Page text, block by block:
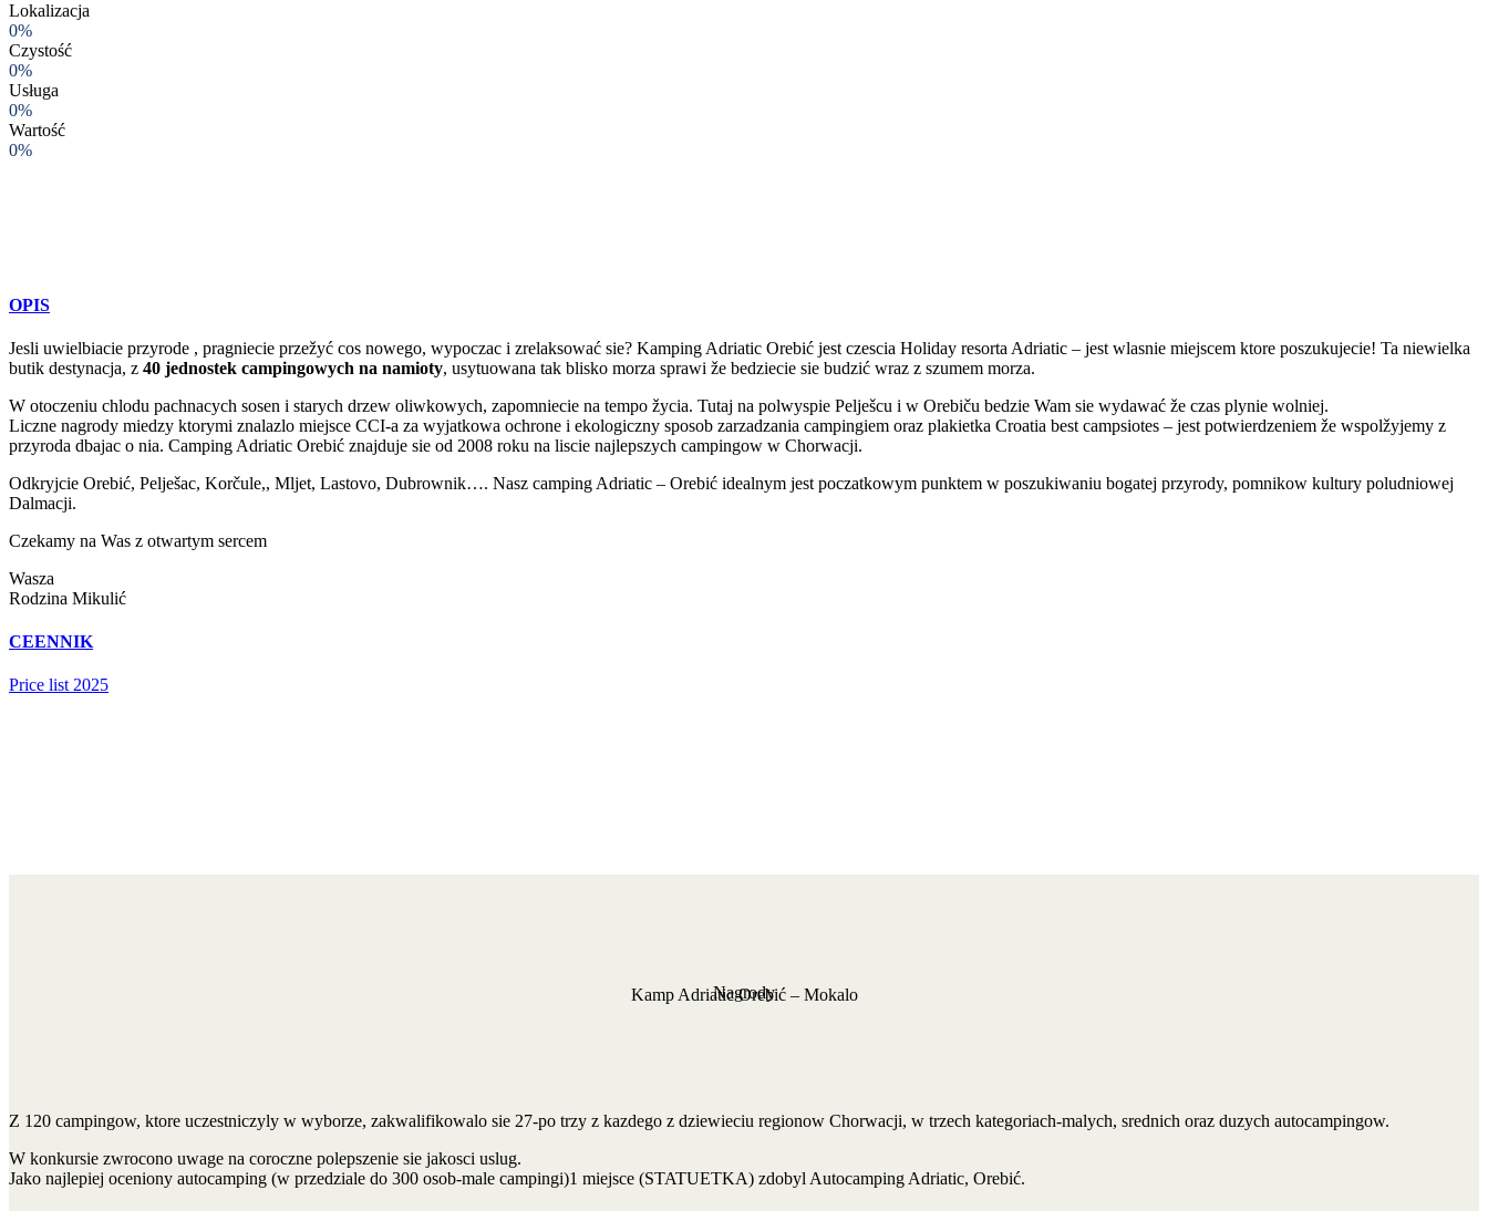
Lokalizacja
0%
Czystość
0%
Usługa
0%
Wartość
0%
OPIS
Jesli uwielbiacie przyrode , pragniecie przežyć cos nowego, wypoczac i zrelaksować sie? Kamping Adriatic Orebić jest czescia Holiday resorta Adriatic – jest wlasnie miejscem ktore poszukujecie! Ta niewielka
butik destynacja, z 40 jednostek campingowych na namioty, usytuowana tak blisko morza sprawi že bedziecie sie budzić wraz z szumem morza.
W otoczeniu chlodu pachnacych sosen i starych drzew oliwkowych, zapomniecie na tempo žycia. Tutaj na polwyspie Pelješcu i w Orebiču bedzie Wam sie wydawać že czas plynie wolniej.
Liczne nagrody miedzy ktorymi znalazlo miejsce CCI-a za wyjatkowa ochrone i ekologiczny sposob zarzadzania campingiem oraz plakietka Croatia best campsiotes – jest potwierdzeniem že wspolžyjemy z
przyroda dbajac o nia. Camping Adriatic Orebić znajduje sie od 2008 roku na liscie najlepszych campingow w Chorwacji.
Odkryjcie Orebić, Pelješac, Korčule,, Mljet, Lastovo, Dubrownik…. Nasz camping Adriatic – Orebić idealnym jest poczatkowym punktem w poszukiwaniu bogatej przyrody, pomnikow kultury poludniowej
Dalmacji.
Czekamy na Was z otwartym sercem
Wasza
Rodzina Mikulić
CEENNIK
Price list 2025
Kamp Adriatic Orebić – Mokalo
Nagrody
Z 120 campingow, ktore uczestniczyly w wyborze, zakwalifikowalo sie 27-po trzy z kazdego z dziewieciu regionow Chorwacji, w trzech kategoriach-malych, srednich oraz duzych autocampingow.
W konkursie zwrocono uwage na coroczne polepszenie sie jakosci uslug.
Jako najlepiej oceniony autocamping (w przedziale do 300 osob-male campingi)1 miejsce (STATUETKA) zdobyl Autocamping Adriatic, Orebić.